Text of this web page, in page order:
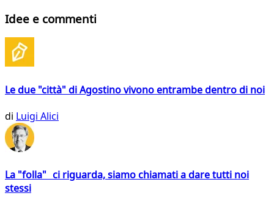
Idee e commenti
Le due "città" di Agostino vivono entrambe dentro di noi
di Luigi Alici
La "folla" ci riguarda, siamo chiamati a dare tutti noi
stessi